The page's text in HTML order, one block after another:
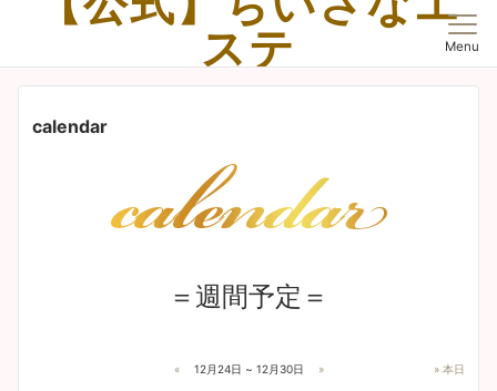
ステ
Menu
calendar
＝週間予定＝
« 12月24日 ~ 12月30日 » » 本日